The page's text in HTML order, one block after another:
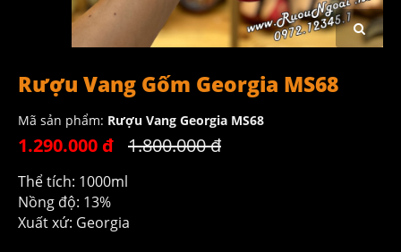
Rượu Vang Gốm Georgia MS68
Mã sản phẩm: Rượu Vang Georgia MS68
1.290.000 đ 1.800.000 đ
Thể tích: 1000ml
Nồng độ: 13%
Xuất xứ: Georgia